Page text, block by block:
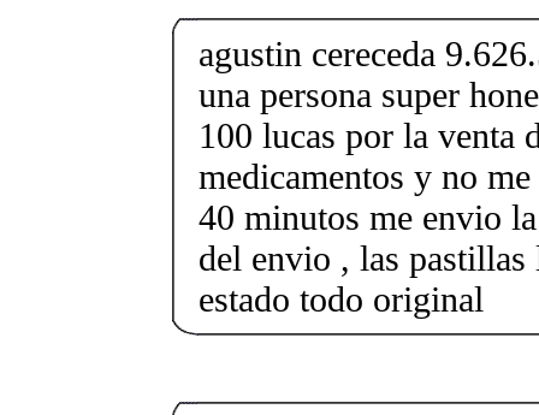
agustin cereceda
una persona super
100 lucas por la venta
medicamentos y no
40 minutos me envio
del envio , las
estado todo original